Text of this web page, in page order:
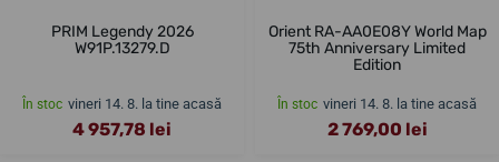
PRIM Legendy 2026
W91P.13279.D
În stoc vineri 14. 8. la tine acasă
4 957,78 lei
Orient RA-AA0E08Y World Map
75th Anniversary Limited
Edition
În stoc vineri 14. 8. la tine acasă
2 769,00 lei